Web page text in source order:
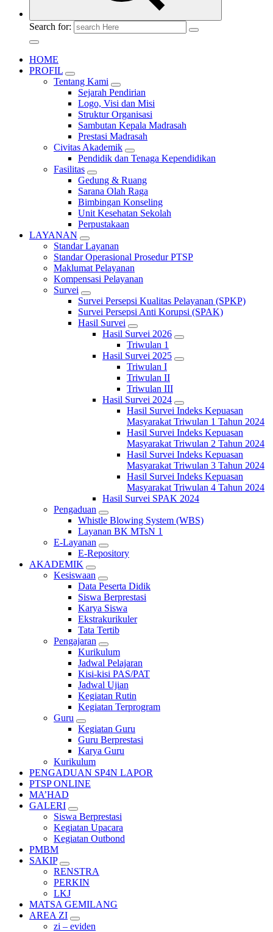
Search for:
HOME
PROFIL
Tentang Kami
Sejarah Pendirian
Logo, Visi dan Misi
Struktur Organisasi
Sambutan Kepala Madrasah
Prestasi Madrasah
Civitas Akademik
Pendidik dan Tenaga Kependidikan
Fasilitas
Gedung & Ruang
Sarana Olah Raga
Bimbingan Konseling
Unit Kesehatan Sekolah
Perpustakaan
LAYANAN
Standar Layanan
Standar Operasional Prosedur PTSP
Maklumat Pelayanan
Kompensasi Pelayanan
Survei
Survei Persepsi Kualitas Pelayanan (SPKP)
Survei Persepsi Anti Korupsi (SPAK)
Hasil Survei
Hasil Survei 2026
Triwulan 1
Hasil Survei 2025
Triwulan I
Triwulan II
Triwulan III
Hasil Survei 2024
Hasil Survei Indeks Kepuasan
Masyarakat Triwulan 1 Tahun 2024
Hasil Survei Indeks Kepuasan
Masyarakat Triwulan 2 Tahun 2024
Hasil Survei Indeks Kepuasan
Masyarakat Triwulan 3 Tahun 2024
Hasil Survei Indeks Kepuasan
Masyarakat Triwulan 4 Tahun 2024
Hasil Survei SPAK 2024
Pengaduan
Whistle Blowing System (WBS)
Layanan BK MTsN 1
E-Layanan
E-Repository
AKADEMIK
Kesiswaan
Data Peserta Didik
Siswa Berprestasi
Karya Siswa
Ekstrakurikuler
Tata Tertib
Pengajaran
Kurikulum
Jadwal Pelajaran
Kisi-kisi PAS/PAT
Jadwal Ujian
Kegiatan Rutin
Kegiatan Terprogram
Guru
Kegiatan Guru
Guru Berprestasi
Karya Guru
Kurikulum
PENGADUAN SP4N LAPOR
PTSP ONLINE
MA’HAD
GALERI
Siswa Berprestasi
Kegiatan Upacara
Kegiatan Outbond
PMBM
SAKIP
RENSTRA
PERKIN
LKJ
MATSA GEMILANG
AREA ZI
zi – eviden